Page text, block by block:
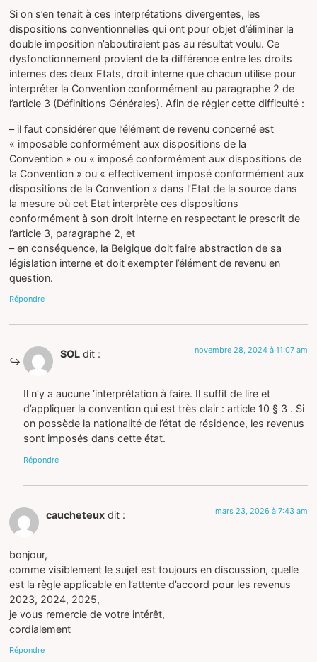
Si on s’en tenait à ces interprétations divergentes, les
dispositions conventionnelles qui ont pour objet d’éliminer la
double imposition n’aboutiraient pas au résultat voulu. Ce
dysfonctionnement provient de la différence entre les droits
internes des deux Etats, droit interne que chacun utilise pour
interpréter la Convention conformément au paragraphe 2 de
l’article 3 (Définitions Générales). Afin de régler cette difficulté :
– il faut considérer que l’élément de revenu concerné est
« imposable conformément aux dispositions de la
Convention » ou « imposé conformément aux dispositions de
la Convention » ou « effectivement imposé conformément aux
dispositions de la Convention » dans l’Etat de la source dans
la mesure où cet Etat interprète ces dispositions
conformément à son droit interne en respectant le prescrit de
l’article 3, paragraphe 2, et
– en conséquence, la Belgique doit faire abstraction de sa
législation interne et doit exempter l’élément de revenu en
question.
Répondre
SOL dit : novembre 28, 2024 à 11:07 am
Il n’y a aucune ‘interprétation à faire. Il suffit de lire et
d’appliquer la convention qui est très clair : article 10 § 3 . Si
on possède la nationalité de l’état de résidence, les revenus
sont imposés dans cette état.
Répondre
caucheteux dit : mars 23, 2026 à 7:43 am
bonjour,
comme visiblement le sujet est toujours en discussion, quelle
est la règle applicable en l’attente d’accord pour les revenus
2023, 2024, 2025,
je vous remercie de votre intérêt,
cordialement
Répondre